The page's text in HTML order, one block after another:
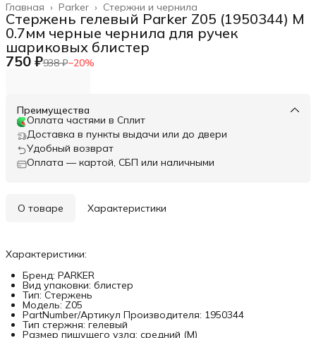
Стержни и чернила
Parker ›
Главная ›
Стержень гелевый Parker Z05 (1950344) M
0.7мм черные чернила для ручек
шариковых блистер
750 ₽938 ₽−20%
Преимущества
Оплата частями в Сплит
Доставка в пункты выдачи или до двери
Удобный возврат
Оплата — картой, СБП или наличными
О товаре Характеристики
Характеристики:
Бренд: PARKER
Вид упаковки: блистер
Тип: Стержень
Модель: Z05
PartNumber/Артикул Производителя: 1950344
Тип стержня: гелевый
Размер пишущего узла: средний (M)